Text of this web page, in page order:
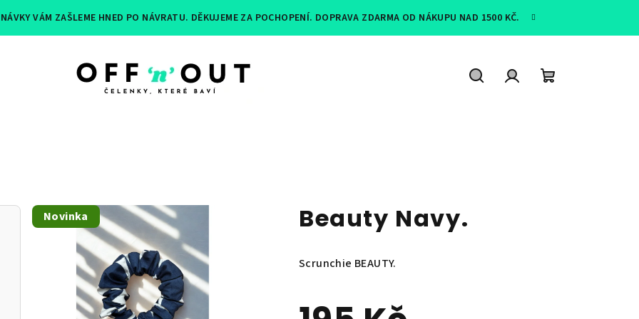
VÁM ZAŠLEME HNED PO NÁVRATU. DĚKUJEME ZA POCHOPENÍ. DOPRAVA ZDARMA OD NÁKUPU NAD 1500 KČ.
Beauty Navy.
Scrunchie BEAUTY.
Novinka